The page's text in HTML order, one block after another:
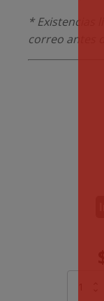
* Existencias
correo antes